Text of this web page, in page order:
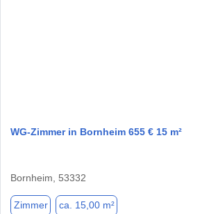
WG-Zimmer in Bornheim 655 € 15 m²
Bornheim, 53332
Zimmer ca. 15,00 m²